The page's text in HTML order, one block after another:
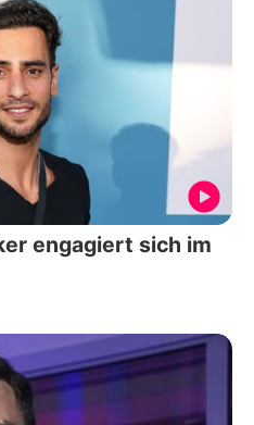
engagiert sich im